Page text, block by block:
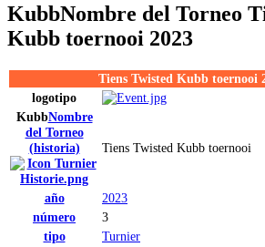
KubbNombre del Torneo
Kubb toernooi 2023
Tiens Twisted Kubb toernooi
logotipo
KubbNombre
del Torneo
(historia)
Tiens Twisted Kubb toernooi
año
2023
número
3
tipo
Turnier